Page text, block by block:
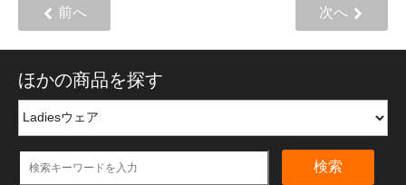
前へ 次へ
ほかの商品を探す
検索